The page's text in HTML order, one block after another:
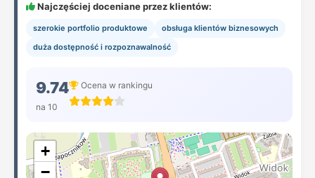
Najczęściej doceniane przez klientów:
szerokie portfolio produktowe
obsługa klientów biznesowych
duża dostępność i rozpoznawalność
9.74
na 10
Ocena w rankingu
+
−